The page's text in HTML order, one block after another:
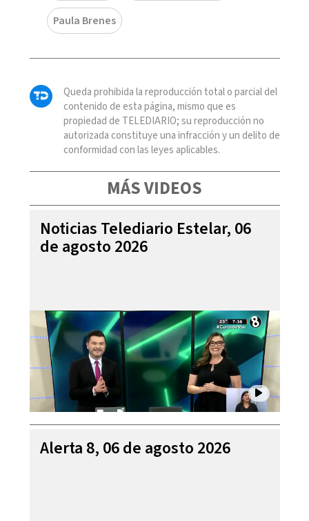
Paula Brenes
Queda prohibida la reproducción total o parcial del
contenido de esta página, mismo que es
propiedad de TELEDIARIO; su reproducción no
autorizada constituye una infracción y un delito de
conformidad con las leyes aplicables.
MÁS VIDEOS
Noticias Telediario Estelar, 06
de agosto 2026
Alerta 8, 06 de agosto 2026